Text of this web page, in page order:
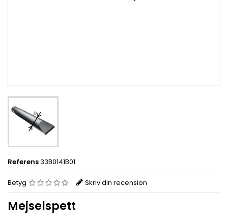
Referens33B0141B01
Betyg Skriv din recension
Mejselspett